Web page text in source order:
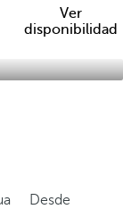
Ver
disponibilidad
Desde